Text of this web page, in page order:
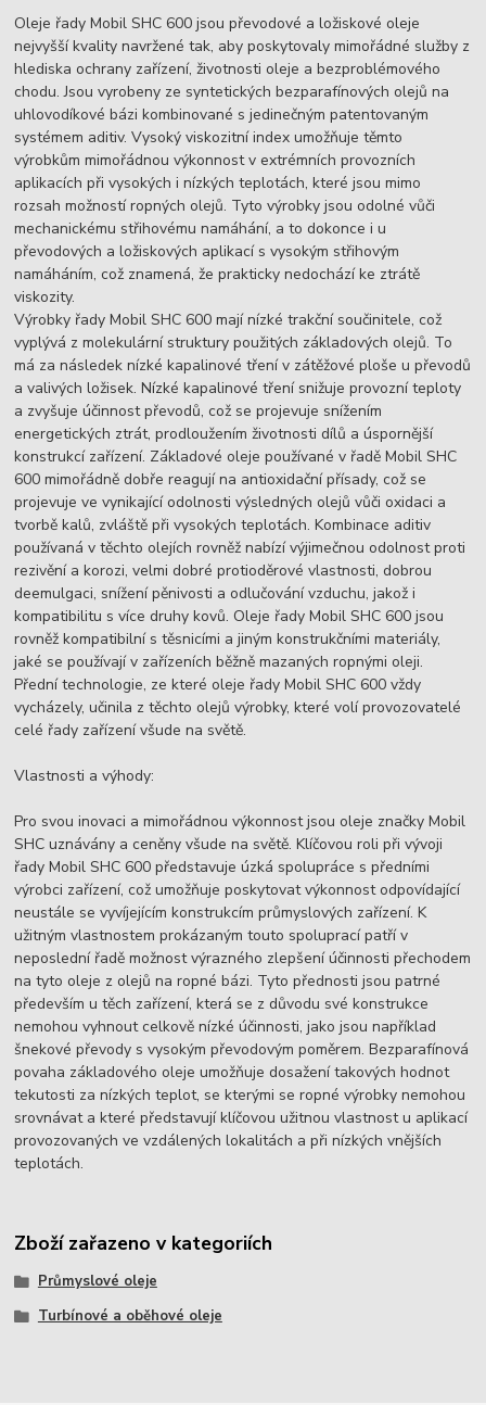
Oleje řady Mobil SHC 600 jsou převodové a ložiskové oleje
nejvyšší kvality navržené tak, aby poskytovaly mimořádné služby z
hlediska ochrany zařízení, životnosti oleje a bezproblémového
chodu. Jsou vyrobeny ze syntetických bezparafínových olejů na
uhlovodíkové bázi kombinované s jedinečným patentovaným
systémem aditiv. Vysoký viskozitní index umožňuje těmto
výrobkům mimořádnou výkonnost v extrémních provozních
aplikacích při vysokých i nízkých teplotách, které jsou mimo
rozsah možností ropných olejů. Tyto výrobky jsou odolné vůči
mechanickému střihovému namáhání, a to dokonce i u
převodových a ložiskových aplikací s vysokým střihovým
namáháním, což znamená, že prakticky nedochází ke ztrátě
viskozity.
Výrobky řady Mobil SHC 600 mají nízké trakční součinitele, což
vyplývá z molekulární struktury použitých základových olejů. To
má za následek nízké kapalinové tření v zátěžové ploše u převodů
a valivých ložisek. Nízké kapalinové tření snižuje provozní teploty
a zvyšuje účinnost převodů, což se projevuje snížením
energetických ztrát, prodloužením životnosti dílů a úspornější
konstrukcí zařízení. Základové oleje používané v řadě Mobil SHC
600 mimořádně dobře reagují na antioxidační přísady, což se
projevuje ve vynikající odolnosti výsledných olejů vůči oxidaci a
tvorbě kalů, zvláště při vysokých teplotách. Kombinace aditiv
používaná v těchto olejích rovněž nabízí výjimečnou odolnost proti
rezivění a korozi, velmi dobré protioděrové vlastnosti, dobrou
deemulgaci, snížení pěnivosti a odlučování vzduchu, jakož i
kompatibilitu s více druhy kovů. Oleje řady Mobil SHC 600 jsou
rovněž kompatibilní s těsnicími a jiným konstrukčními materiály,
jaké se používají v zařízeních běžně mazaných ropnými oleji.
Přední technologie, ze které oleje řady Mobil SHC 600 vždy
vycházely, učinila z těchto olejů výrobky, které volí provozovatelé
celé řady zařízení všude na světě.
Vlastnosti a výhody:
Pro svou inovaci a mimořádnou výkonnost jsou oleje značky Mobil
SHC uznávány a ceněny všude na světě. Klíčovou roli při vývoji
řady Mobil SHC 600 představuje úzká spolupráce s předními
výrobci zařízení, což umožňuje poskytovat výkonnost odpovídající
neustále se vyvíjejícím konstrukcím průmyslových zařízení. K
užitným vlastnostem prokázaným touto spoluprací patří v
neposlední řadě možnost výrazného zlepšení účinnosti přechodem
na tyto oleje z olejů na ropné bázi. Tyto přednosti jsou patrné
především u těch zařízení, která se z důvodu své konstrukce
nemohou vyhnout celkově nízké účinnosti, jako jsou například
šnekové převody s vysokým převodovým poměrem. Bezparafínová
povaha základového oleje umožňuje dosažení takových hodnot
tekutosti za nízkých teplot, se kterými se ropné výrobky nemohou
srovnávat a které představují klíčovou užitnou vlastnost u aplikací
provozovaných ve vzdálených lokalitách a při nízkých vnějších
teplotách.
Zboží zařazeno v kategoriích
Průmyslové oleje
Turbínové a oběhové oleje